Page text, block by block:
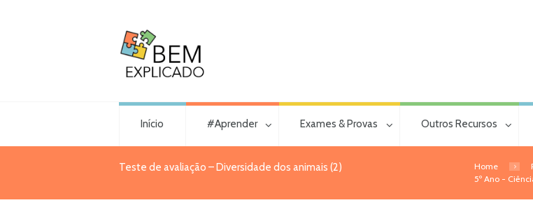
Início #Aprender Exames & Provas Outros Recursos
Teste de avaliação – Diversidade dos animais (2) Home
5º Ano -